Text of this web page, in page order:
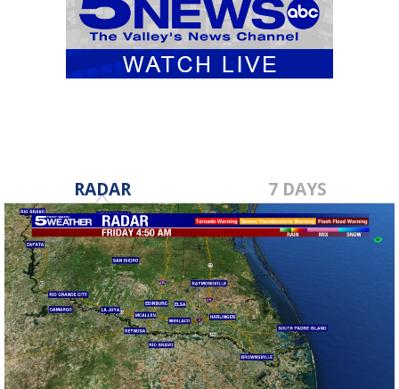
RADAR 7 DAYS